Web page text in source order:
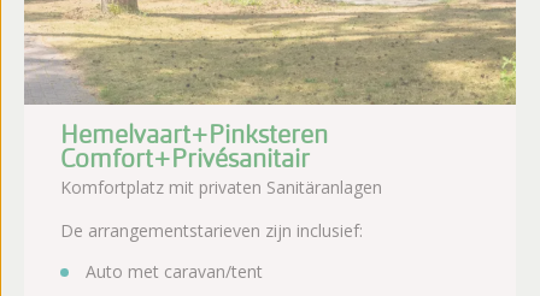
Hemelvaart+Pinksteren
Comfort+Privésanitair
Komfortplatz mit privaten Sanitäranlagen
De arrangementstarieven zijn inclusief:
Auto met caravan/tent